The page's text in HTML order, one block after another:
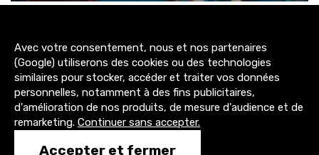
3200+
abonnés
4300+
abonnés
1500+
abonnés
Avec votre consentement, nous et nos partenaires
(Google) utiliserons des cookies ou des technologies
similaires pour stocker, accéder et traiter vos données
personnelles, notamment à des fins publicitaires,
d'amélioration de nos produits, de mesure d'audience et de
remarketing. Continuer sans accepter.
Accepter et fermer